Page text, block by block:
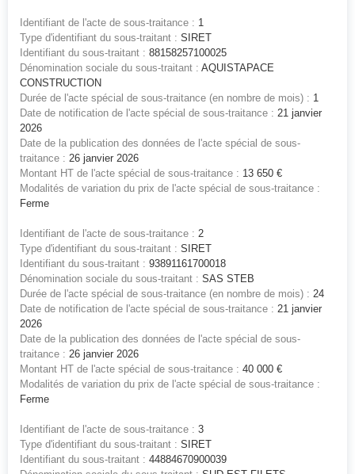
Identifiant de l'acte de sous-traitance : 1
Type d'identifiant du sous-traitant : SIRET
Identifiant du sous-traitant : 88158257100025
Dénomination sociale du sous-traitant : AQUISTAPACE
CONSTRUCTION
Durée de l'acte spécial de sous-traitance (en nombre de mois) : 1
Date de notification de l'acte spécial de sous-traitance : 21 janvier
2026
Date de la publication des données de l'acte spécial de sous-
traitance : 26 janvier 2026
Montant HT de l'acte spécial de sous-traitance : 13 650 €
Modalités de variation du prix de l'acte spécial de sous-traitance :
Ferme
Identifiant de l'acte de sous-traitance : 2
Type d'identifiant du sous-traitant : SIRET
Identifiant du sous-traitant : 93891161700018
Dénomination sociale du sous-traitant : SAS STEB
Durée de l'acte spécial de sous-traitance (en nombre de mois) : 24
Date de notification de l'acte spécial de sous-traitance : 21 janvier
2026
Date de la publication des données de l'acte spécial de sous-
traitance : 26 janvier 2026
Montant HT de l'acte spécial de sous-traitance : 40 000 €
Modalités de variation du prix de l'acte spécial de sous-traitance :
Ferme
Identifiant de l'acte de sous-traitance : 3
Type d'identifiant du sous-traitant : SIRET
Identifiant du sous-traitant : 44884670900039